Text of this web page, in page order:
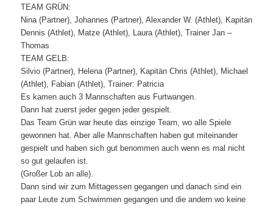
TEAM GRÜN:
Nina (Partner), Johannes (Partner), Alexander W. (Athlet), Kapitän
Dennis (Athlet), Matze (Athlet), Laura (Athlet), Trainer Jan –
Thomas
TEAM GELB:
Silvio (Partner), Helena (Partner), Kapitän Chris (Athlet), Michael
(Athlet), Fabian (Athlet), Trainer: Patricia
Es kamen auch 3 Mannschaften aus Furtwangen.
Dann hat zuerst jeder gegen jeder gespielt.
Das Team Grün war heute das einzige Team, wo alle Spiele
gewonnen hat. Aber alle Mannschaften haben gut miteinander
gespielt und haben sich gut benommen auch wenn es mal nicht
so gut gelaufen ist.
(Großer Lob an alle).
Dann sind wir zum Mittagessen gegangen und danach sind ein
paar Leute zum Schwimmen gegangen und die andern wo keine